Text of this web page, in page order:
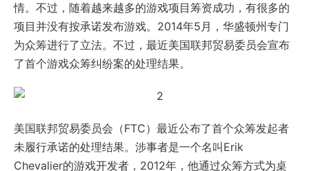
情。不过，随着越来越多的游戏项目筹资成功，有很多的
项目并没有按承诺发布游戏。2014年5月，华盛顿州专门
为众筹进行了立法。不过，最近美国联邦贸易委员会宣布
了首个游戏众筹纠纷案的处理结果。
美国联邦贸易委员会（FTC）最近公布了首个众筹发起者
未履行承诺的处理结果。涉事者是一个名叫Erik
Chevalier的游戏开发者，2012年，他通过众筹方式为桌